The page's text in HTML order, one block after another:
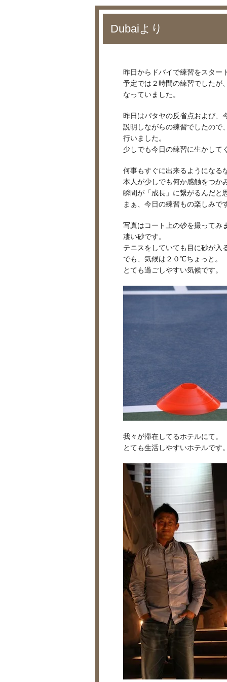
Dubaiより
昨日からドバイで練習をスター
予定では２時間の練習でしたが
なっていました。
昨日はパタヤの反省点および、
説明しながらの練習でしたので
行いました。
少しでも今日の練習に生かして
何事もすぐに出来るようになる
本人が少しでも何か感触をつか
瞬間が「成長」に繋がるんだと
まぁ、今日の練習もの楽しみで
写真はコート上の砂を撮ってみ
凄い砂です。
テニスをしていても目に砂が入
でも、気候は２０℃ちょっと。
とても過ごしやすい気候です。
我々が滞在してるホテルにて。
とても生活しやすいホテルです